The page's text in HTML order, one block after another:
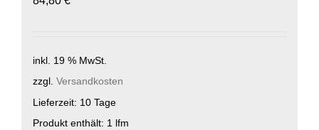
inkl. 19 % MwSt.
zzgl. Versandkosten
Lieferzeit: 10 Tage
Produkt enthält: 1 lfm